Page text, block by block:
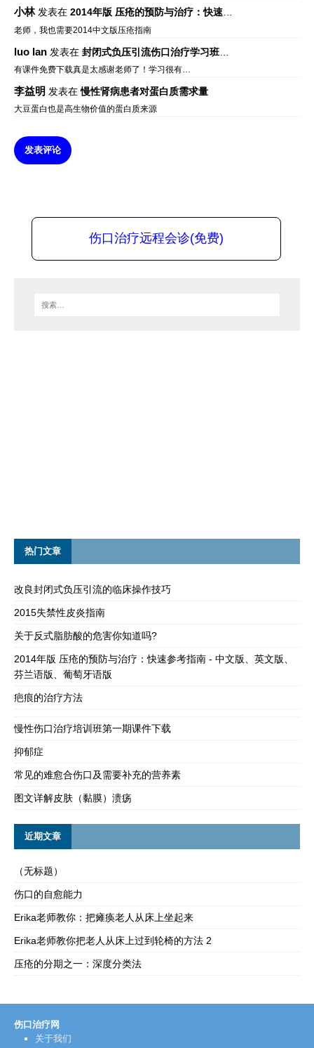
小林发表在 2014年版 压疮的预防与治疗：快速参考指南 – 中文版、英文版、芬兰语版、葡萄牙语版
老师，我也需要2014中文版压疮指南
luo lan 发表在 封闭式负压引流伤口治疗学习班课件资料免费下载
有课件免费下载真是太感谢老师了！学习很有…
李益明 发表在慢性肾病患者对蛋白质需求量
大豆蛋白也是高生物价值的蛋白质来源
发表评论
伤口治疗远程会诊(免费)
热门文章
改良封闭式负压引流的临床操作技巧
2015失禁性皮炎指南
关于反式脂肪酸的危害你知道吗?
2014年版 压疮的预防与治疗：快速参考指南 - 中文版、英文版、
芬兰语版、葡萄牙语版
疤痕的治疗方法
慢性伤口治疗培训班第一期课件下载
抑郁症
常见的难愈合伤口及需要补充的营养素
图文详解皮肤（黏膜）溃疡
近期文章
（无标题）
伤口的自愈能力
Erika老师教你：把瘫痪老人从床上坐起来
Erika老师教你把老人从床上过到轮椅的方法 2
压疮的分期之一：深度分类法
伤口治疗网
关于我们